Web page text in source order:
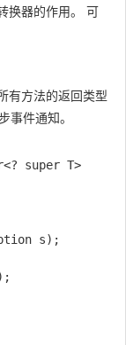
换器的作用。 可
有方法的返回类型
事件通知。